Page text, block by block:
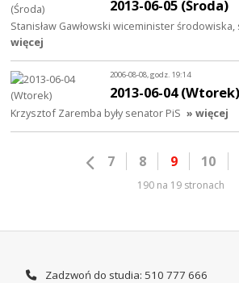
2013-06-05 (Środa)
Stanisław Gawłowski wiceminister
więcej
2006-08-08, godz. 19:14
2013-06-04 (Wtorek)
Krzysztof Zaremba były senator PiS » więcej
7 8 9 10
190 na 19 stronach
Zadzwoń do studia: 510 777 666